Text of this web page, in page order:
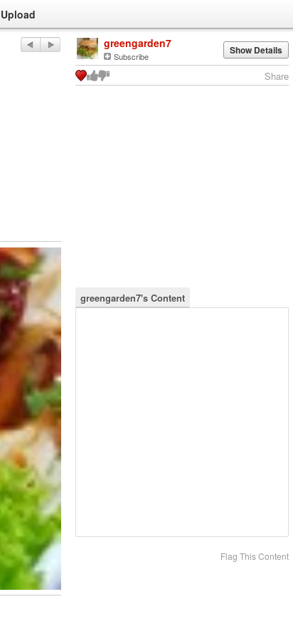
Upload
greengarden7
Subscribe Show Details
Share
greengarden7's Content
Flag This Content